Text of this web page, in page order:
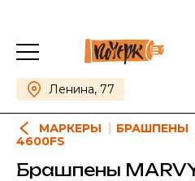
Ленина, 77
МАРКЕРЫ БРАШПЕНЫ
4600FS
Брашпены